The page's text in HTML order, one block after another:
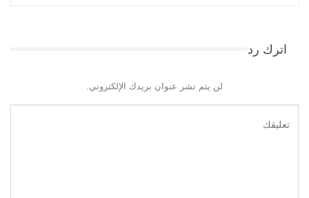
اترك رد
لن يتم نشر عنوان بريدك الإلكتروني.